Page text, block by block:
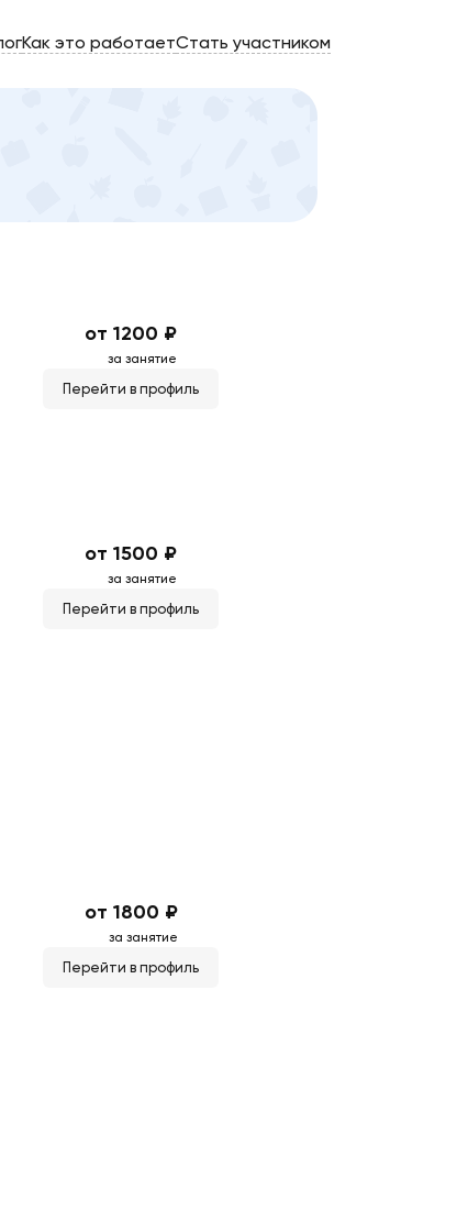
Как это работаетСтать участником
от 1200 ₽
за занятие
Перейти в профиль
от 1500 ₽
за занятие
Перейти в профиль
от 1800 ₽
за занятие
Перейти в профиль